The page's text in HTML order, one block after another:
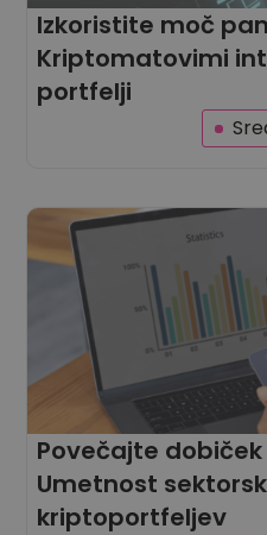
Izkoristite moč
Kriptomatovimi
portfelji
Povečajte
Umetnost
kriptoportfeljev